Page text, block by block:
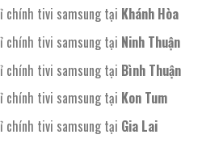
chính tivi samsung tại Khánh Hòa
chính tivi samsung tại Ninh Thuận
chính tivi samsung tại Bình Thuận
chính tivi samsung tại Kon Tum
chính tivi samsung tại Gia Lai